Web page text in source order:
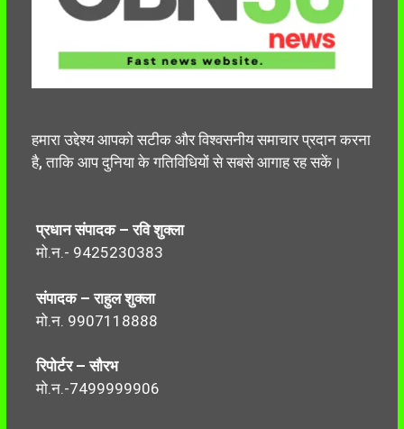
हमारा उद्देश्य आपको सटीक और विश्वसनीय समाचार प्रदान करना
है, ताकि आप दुनिया के गतिविधियों से सबसे आगाह रह सकें।
प्रधान संपादक – रवि शुक्ला
मो.न.- 9425230383
संपादक – राहुल शुक्ला
मो.न. 9907118888
रिपोर्टर – सौरभ
मो.न.-7499999906